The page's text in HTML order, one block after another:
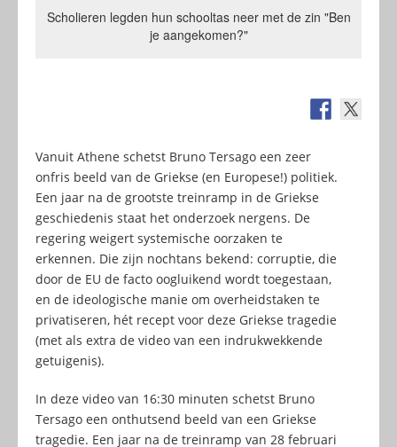
Scholieren legden hun schooltas neer met de zin "Ben
je aangekomen?"
Vanuit Athene schetst Bruno Tersago een zeer
onfris beeld van de Griekse (en Europese!) politiek.
Een jaar na de grootste treinramp in de Griekse
geschiedenis staat het onderzoek nergens. De
regering weigert systemische oorzaken te
erkennen. Die zijn nochtans bekend: corruptie, die
door de EU de facto oogluikend wordt toegestaan,
en de ideologische manie om overheidstaken te
privatiseren, hét recept voor deze Griekse tragedie
(met als extra de video van een indrukwekkende
getuigenis).
In deze video van 16:30 minuten schetst Bruno
Tersago een onthutsend beeld van een Griekse
tragedie. Een jaar na de treinramp van 28 februari